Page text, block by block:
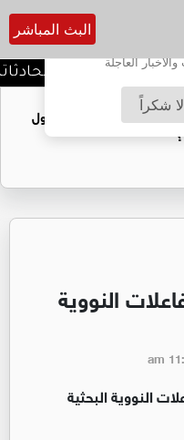
العاجلة
لا شكراً
البث المباشر
على خصوصية محادثاتك
مكاسب مادية.. هل تحول
النووية